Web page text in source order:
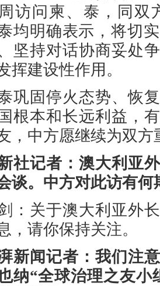
访问柬、泰，同双
均明确表示，将切
坚持对话协商妥处
挥建设性作用。
巩固停火态势、恢
根本和长远利益，
，中方愿继续为双
社记者：澳大利亚
谈。中方对此访有何
：关于澳大利亚外
，请你保持关注。
新闻记者：我们注
纳“全球治理之友小